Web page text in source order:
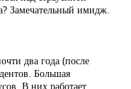
Замечательный имидж.
два года (после
Большая
В них работает